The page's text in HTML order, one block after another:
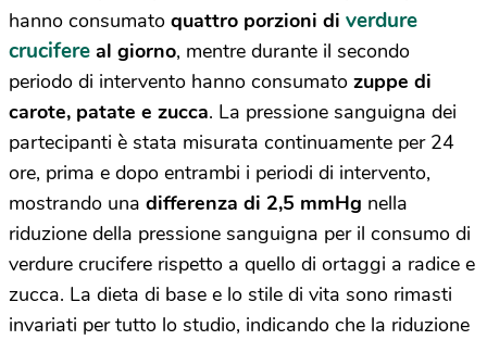
hanno consumato quattro porzioni di verdure
crucifere al giorno, mentre durante il secondo
periodo di intervento hanno consumato zuppe di
carote, patate e zucca. La pressione sanguigna dei
partecipanti è stata misurata continuamente per 24
ore, prima e dopo entrambi i periodi di intervento,
mostrando una differenza di 2,5 mmHg nella
riduzione della pressione sanguigna per il consumo di
verdure crucifere rispetto a quello di ortaggi a radice e
zucca. La dieta di base e lo stile di vita sono rimasti
invariati per tutto lo studio, indicando che la riduzione